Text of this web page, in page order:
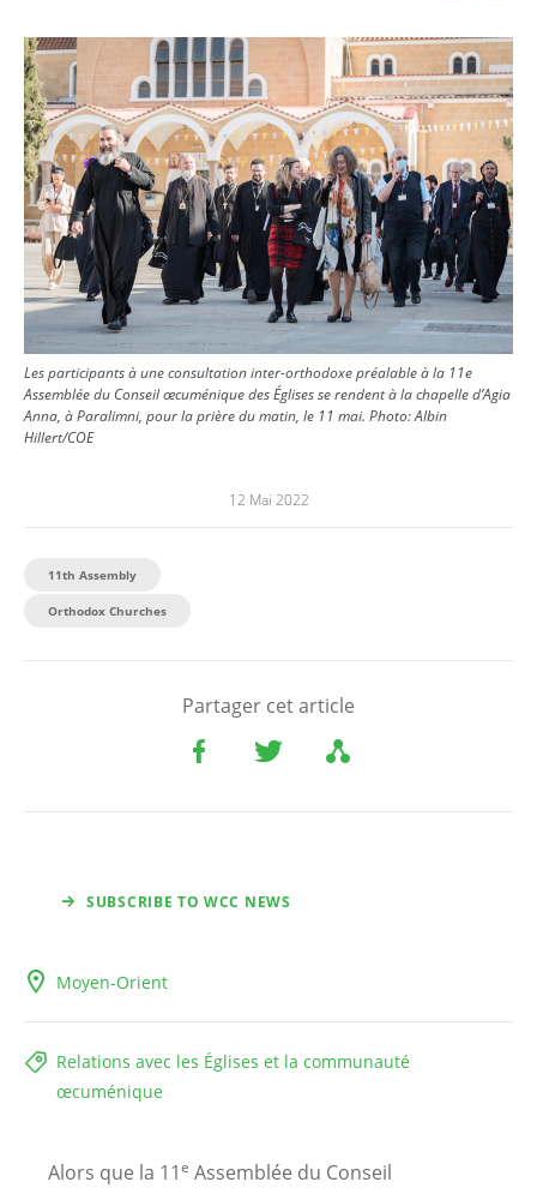
Image
Les participants à une consultation inter-orthodoxe préalable à la 11e
Assemblée du Conseil œcuménique des Églises se rendent à la chapelle d’Agia
Anna, à Paralimni, pour la prière du matin, le 11 mai. Photo:Albin
Hillert/COE
12 Mai 2022
11th Assembly
Orthodox Churches
Partager cet article
SUBSCRIBE TO WCC NEWS
Moyen-Orient
Relations avec les Églises et la communauté
œcuménique
Alors que la 11e Assemblée du Conseil